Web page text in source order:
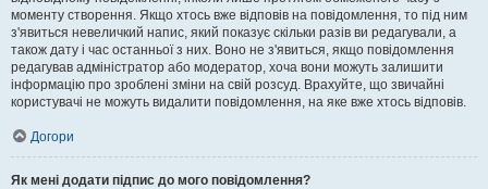
моменту створення. Якщо хтось вже відповів на повідомлення, то під ним
з'явиться невеличкий напис, який показує скільки разів ви редагували, а
також дату і час останньої з них. Воно не з'явиться, якщо повідомлення
редагував адміністратор або модератор, хоча вони можуть залишити
інформацію про зроблені зміни на свій розсуд. Врахуйте, що звичайні
користувачі не можуть видалити повідомлення, на яке вже хтось відповів.
Догори
Як мені додати підпис до мого повідомлення?